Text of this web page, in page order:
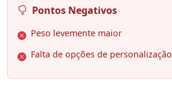
Pontos Negativos
Peso levemente maior
Falta de opções de personalização